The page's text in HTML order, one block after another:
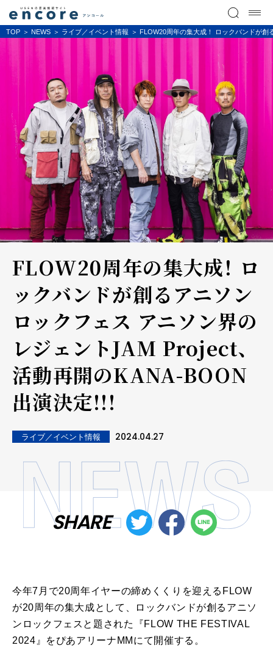
TOP NEWS ライブ／イベント情報 FLOW20周年の集大成！ ロックバンドが創
FLOW20周年の集大成！ ロ
ックバンドが創るアニソン
ロックフェス アニソン界の
レジェントJAM Project、
活動再開のKANA-BOON
出演決定!!!
ライブ／イベント情報 2024.04.27
SHARE
今年7月で20周年イヤーの締めくくりを迎えるFLOW
が20周年の集大成として、ロックバンドが創るアニソ
ンロックフェスと題された『FLOW THE FESTIVAL
2024』をぴあアリーナMMにて開催する。